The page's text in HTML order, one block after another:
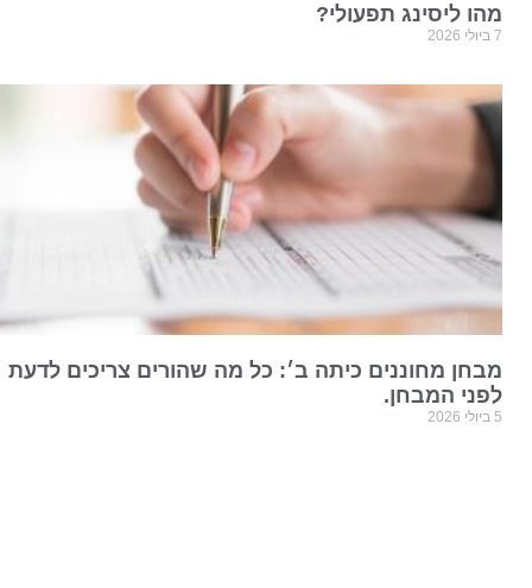
מהו ליסינג תפעולי?
7 ביולי 2026
מבחן מחוננים כיתה ב׳: כל מה שהורים צריכים לדעת
לפני המבחן.
5 ביולי 2026